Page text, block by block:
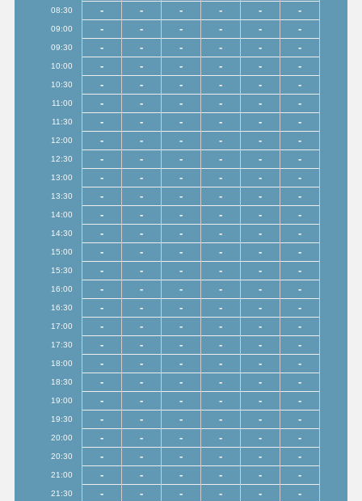
08:30 - - - - - -
09:00 - - - - - -
09:30 - - - - - -
10:00 - - - - - -
10:30 - - - - - -
11:00 - - - - - -
11:30 - - - - - -
12:00 - - - - - -
12:30 - - - - - -
13:00 - - - - - -
13:30 - - - - - -
14:00 - - - - - -
14:30 - - - - - -
15:00 - - - - - -
15:30 - - - - - -
16:00 - - - - - -
16:30 - - - - - -
17:00 - - - - - -
17:30 - - - - - -
18:00 - - - - - -
18:30 - - - - - -
19:00 - - - - - -
19:30 - - - - - -
20:00 - - - - - -
20:30 - - - - - -
21:00 - - - - - -
21:30 - - - - - -